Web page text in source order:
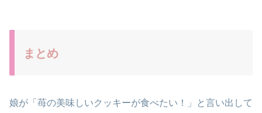
まとめ
娘が「苺の美味しいクッキーが食べたい！」と言い出して